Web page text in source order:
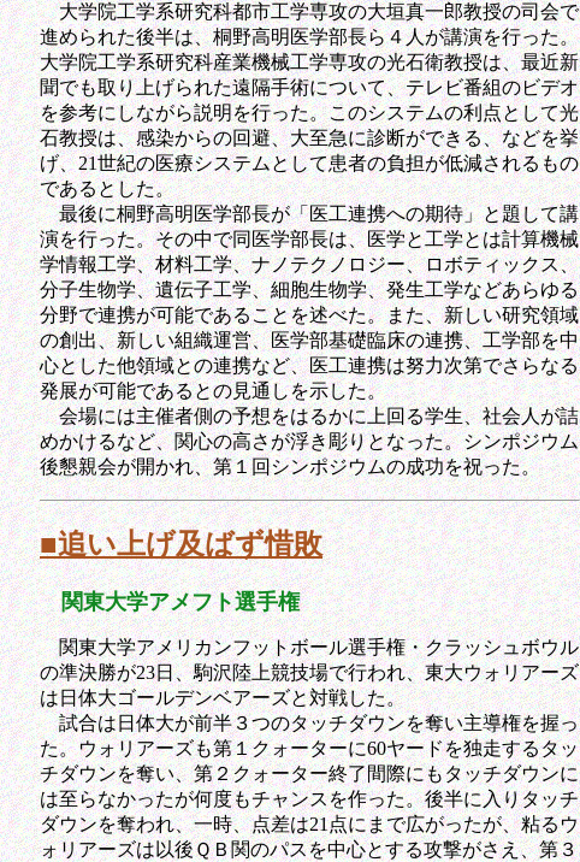
大学院工学系研究科都市工学専攻の大垣真一郎教授の司会で
進められた後半は、桐野高明医学部長ら４人が講演を行った。
大学院工学系研究科産業機械工学専攻の光石衛教授は、最近新
聞でも取り上げられた遠隔手術について、テレビ番組のビデオ
を参考にしながら説明を行った。このシステムの利点として光
石教授は、感染からの回避、大至急に診断ができる、などを挙
げ、21世紀の医療システムとして患者の負担が低減されるもの
であるとした。
最後に桐野高明医学部長が「医工連携への期待」と題して講
演を行った。その中で同医学部長は、医学と工学とは計算機械
学情報工学、材料工学、ナノテクノロジー、ロボティックス、
分子生物学、遺伝子工学、細胞生物学、発生工学などあらゆる
分野で連携が可能であることを述べた。また、新しい研究領域
の創出、新しい組織運営、医学部基礎臨床の連携、工学部を中
心とした他領域との連携など、医工連携は努力次第でさらなる
発展が可能であるとの見通しを示した。
会場には主催者側の予想をはるかに上回る学生、社会人が詰
めかけるなど、関心の高さが浮き彫りとなった。シンポジウム
後懇親会が開かれ、第１回シンポジウムの成功を祝った。
■追い上げ及ばず惜敗
関東大学アメフト選手権
関東大学アメリカンフットボール選手権・クラッシュボウル
の準決勝が23日、駒沢陸上競技場で行われ、東大ウォリアーズ
は日体大ゴールデンベアーズと対戦した。
試合は日体大が前半３つのタッチダウンを奪い主導権を握っ
た。ウォリアーズも第１クォーターに60ヤードを独走するタッ
チダウンを奪い、第２クォーター終了間際にもタッチダウンに
は至らなかったが何度もチャンスを作った。後半に入りタッチ
ダウンを奪われ、一時、点差は21点にまで広がったが、粘るウ
ォリアーズは以後ＱＢ関のパスを中心とする攻撃がさえ、第３